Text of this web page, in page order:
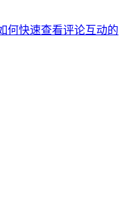
何快速查看评论互动的